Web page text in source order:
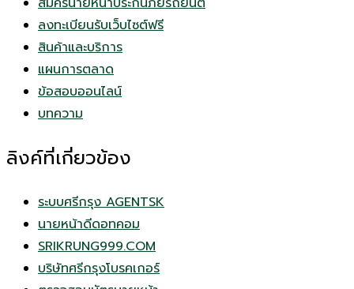
ลงทะเบียนรับเว็บไซต์ฟรี
สินค้าและบริการ
แผนการตลาด
ข้อสอบออนไลน์
บทความ
ลิงค์ที่เกี่ยวข้อง
ระบบศรีกรุง AGENTSK
นายหน้าดีดอทคอม
SRIKRUNG999.COM
บริษัทศรีกรุงโบรคเกอร์